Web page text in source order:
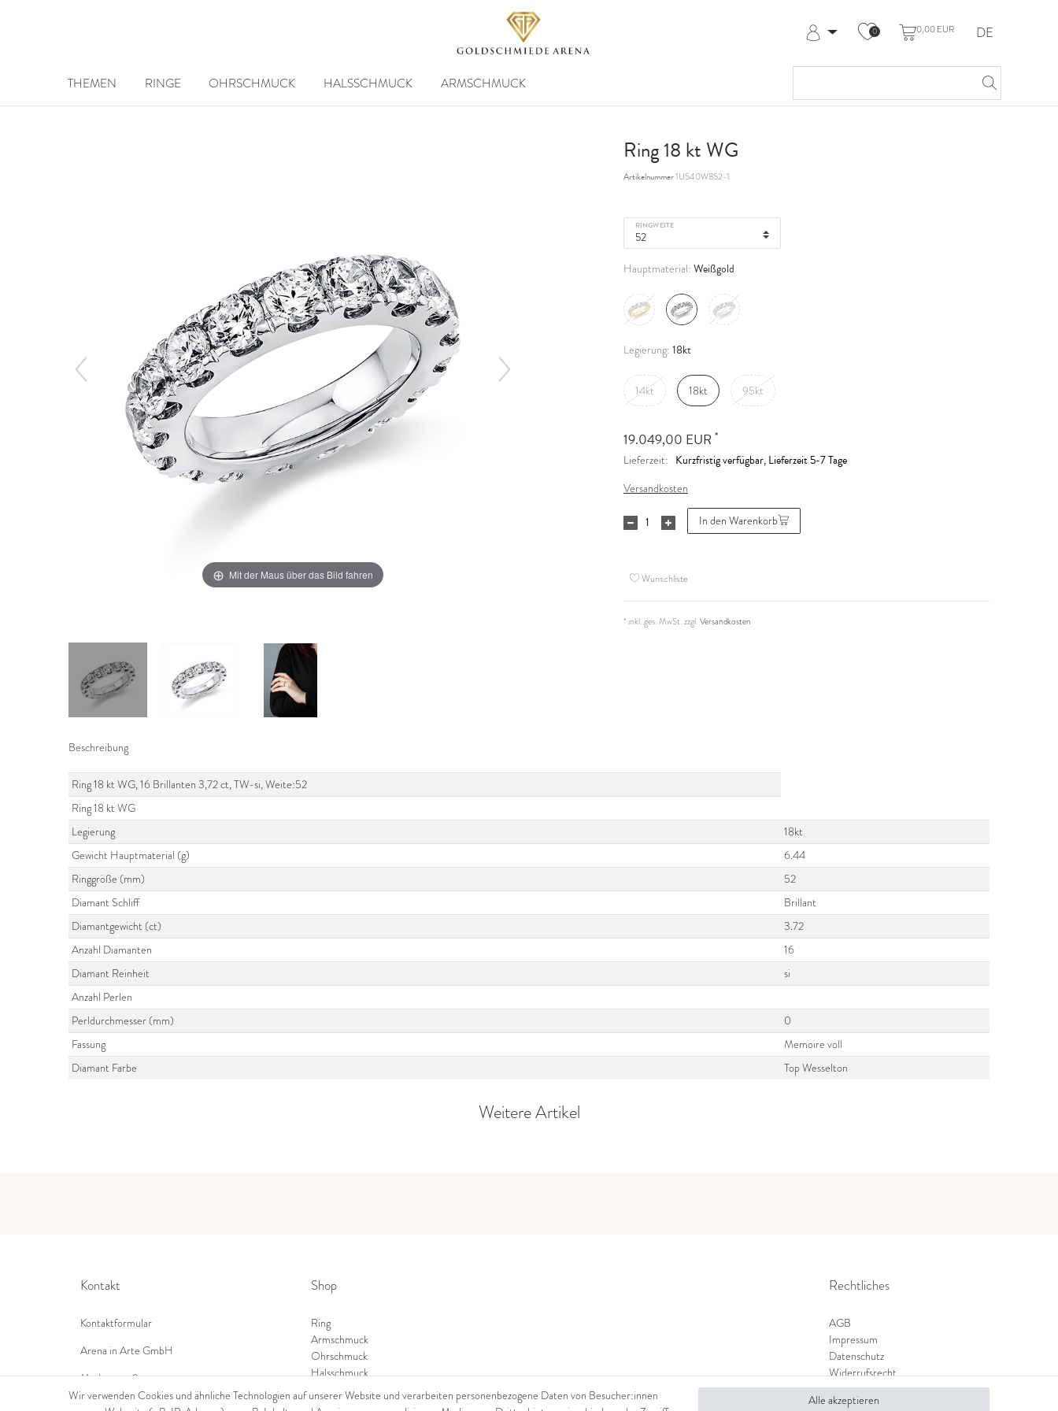
0 0,00 EUR DE
THEMEN RINGE OHRSCHMUCK HALSSCHMUCK ARMSCHMUCK
Mit der Maus über das Bild fahren
Ring 18 kt WG
Artikelnummer1U540W852-1
RINGWEITE
Hauptmaterial: Weißgold
Legierung: 18kt
14kt 18kt 95kt
19.049,00 EUR *
Lieferzeit: Kurzfristig verfügbar, Lieferzeit 5-7 Tage
Versandkosten
In den Warenkorb
Wunschliste
* inkl. ges. MwSt. zzgl.Versandkosten
Beschreibung
Ring 18 kt WG, 16 Brillanten 3,72 ct, TW-si, Weite:52
Ring 18 kt WG
Legierung
18kt
Gewicht Hauptmaterial (g)
6.44
Ringgröße (mm)
52
Diamant Schliff
Brillant
Diamantgewicht (ct)
3.72
Anzahl Diamanten
16
Diamant Reinheit
si
Anzahl Perlen
Perldurchmesser (mm)
0
Fassung
Memoire voll
Diamant Farbe
Top Wesselton
Weitere Artikel
Kontakt
Kontaktformular
Arena in Arte GmbH
Marktgasse 2,
8600 Dübendorf
Shop
Ring
Armschmuck
Ohrschmuck
Halsschmuck
Rechtliches
AGB
Impressum
Datenschutz
Widerrufsrecht
Zahlung und Versand
Widerrufsformular
Wir verwenden Cookies und ähnliche Technologien auf unserer Website und verarbeiten personenbezogene Daten von Besucher:innen
Alle akzeptieren